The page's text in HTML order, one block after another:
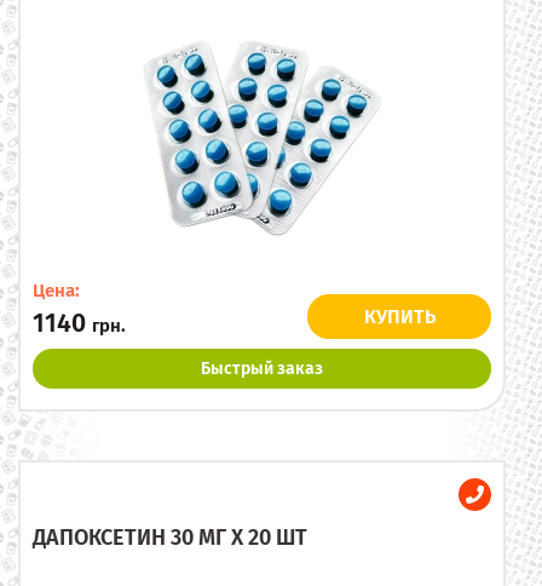
Цена:
1140 грн. КУПИТЬ
Быстрый заказ
ДАПОКСЕТИН 30 МГ X 20 ШТ